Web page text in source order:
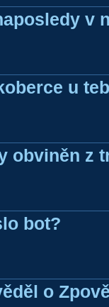
v
u
obviněn z
bot?
o